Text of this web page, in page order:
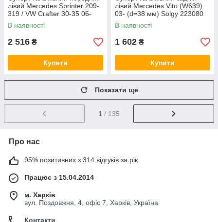
лівий Mercedes Sprinter 209-
319 / VW Crafter 30-35 06-
(Brembo) Solgy 223023
В наявності
2 516 ₴
Купити
лівий Mercedes Vito (W639)
03- (d=38 мм) Solgy 223080
В наявності
1 602 ₴
Купити
Показати ще
1 / 135
Про нас
95% позитивних з 314 відгуків за рік
Працює з 15.04.2014
м. Харків
вул. Поздовжня, 4, офіс 7, Харків, Україна
Контакти